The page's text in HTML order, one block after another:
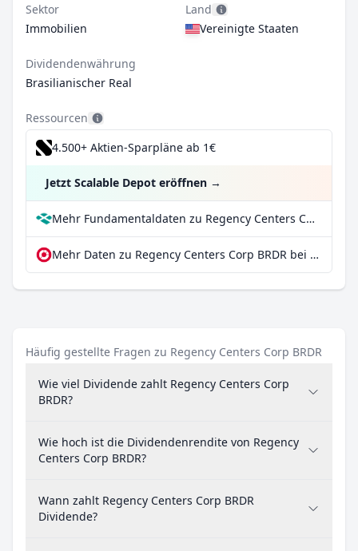
Sektor
Immobilien
Land
Vereinigte Staaten
Dividendenwährung
Brasilianischer Real
Ressourcen
4.500+ Aktien-Sparpläne ab 1€
Jetzt Scalable Depot eröffnen →
Mehr Fundamentaldaten zu Regency Centers Corp BRDR bei Parqet
Mehr Daten zu Regency Centers Corp BRDR bei extraETF
Häufig gestellte Fragen zu Regency Centers Corp BRDR
Wie viel Dividende zahlt Regency Centers Corp
BRDR?
Wie hoch ist die Dividendenrendite von Regency
Centers Corp BRDR?
Wann zahlt Regency Centers Corp BRDR
Dividende?